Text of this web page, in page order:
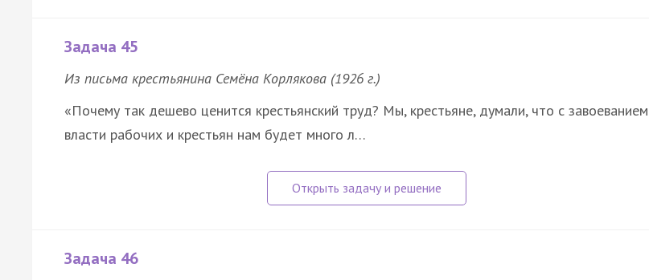
Задача 45
Из письма крестьянина Семёна Корлякова (1926 г.)
«Почему так дешево ценится крестьянский труд? Мы, крестьяне, думали, что с завоеванием
власти рабочих и крестьян нам будет много л…
Задача 46